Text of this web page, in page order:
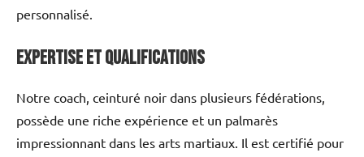
personnalisé.
Expertise et Qualifications
Notre coach, ceinturé noir dans plusieurs fédérations,
possède une riche expérience et un palmarès
impressionnant dans les arts martiaux. Il est certifié pour